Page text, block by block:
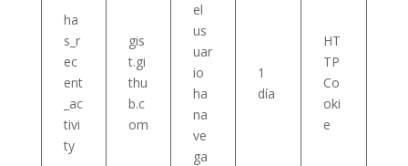
ha
s_r
ec
ent
_ac
tivi
ty
gis
t.gi
thu
b.c
om
el
us
uar
io
ha
na
ve
ga
1
día
HT
TP
Co
oki
e